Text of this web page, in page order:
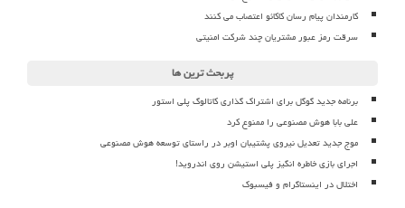
کارمندان پیام رسان کاکائو اعتصاب می کنند
سرقت رمز عبور مشتریان چند شرکت امنیتی
پربحث ترین ها
برنامه جدید گوگل برای اشتراک گذاری کاتالوگ پلی استور
علی بابا هوش مصنوعی را ممنوع کرد
موج جدید تعدیل نیروی پشتیبان اوبر در راستای توسعه هوش مصنوعی
اجرای بازی خاطره انگیز پلی استیشن روی اندروید!
اختلال در اینستاگرام و فیسبوک